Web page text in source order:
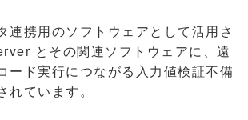
携用のソフトウェアとして活用さ
とその関連ソフトウェアに、遠
ード実行につながる入力値検証不備
ています。